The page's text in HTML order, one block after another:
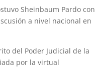
Sheinbaum Pardo con
a nivel nacional en
del Poder Judicial de la
por la virtual